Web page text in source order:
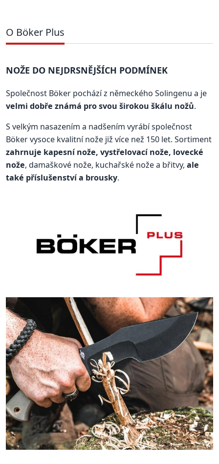
O Böker Plus
NOŽE DO NEJDRSNĚJŠÍCH PODMÍNEK
Společnost Böker pochází z německého Solingenu a je
velmi dobře známá pro svou širokou škálu nožů.
S velkým nasazením a nadšením vyrábí společnost
Böker vysoce kvalitní nože již více než 150 let. Sortiment
zahrnuje kapesní nože, vystřelovací nože, lovecké
nože, damaškové nože, kuchařské nože a břitvy, ale
také příslušenství a brousky.